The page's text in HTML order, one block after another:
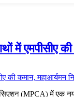
में एमपीसीए
(MPCA) में एक